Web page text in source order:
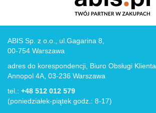
ABIS Sp. z o.o., ul.Gagarina 8,
00-754 Warszawa
adres do korespondencji, Biuro Obsługi Klienta,
Annopol 4A, 03-236 Warszawa
tel.: +48 512 012 579
(poniedziałek-piątek godz.: 8-17)